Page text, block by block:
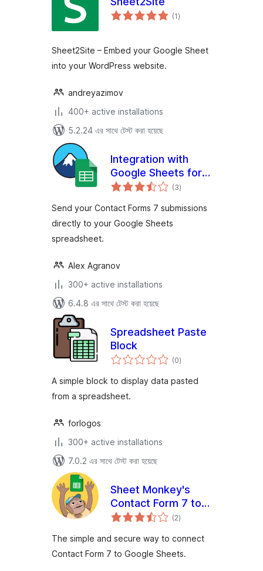
(1total
ratings
)
Sheet2Site – Embed your Google Sheet
into your WordPress website.
andreyazimov
400+ active installations
5.2.24 এর সাথে টেস্ট করা হয়েছে
Integration with
Google Sheets for
Contact Form 7
(3total
ratings
)
Send your Contact Forms 7 submissions
directly to your Google Sheets
spreadsheet.
Alex Agranov
300+ active installations
6.4.8 এর সাথে টেস্ট করা হয়েছে
Spreadsheet Paste
Block
(0total
ratings
)
A simple block to display data pasted
from a spreadsheet.
forlogos
300+ active installations
7.0.2 এর সাথে টেস্ট করা হয়েছে
Sheet Monkey's
Contact Form 7 to
Google Sheets
(2total
ratings
)
The simple and secure way to connect
Contact Form 7 to Google Sheets.